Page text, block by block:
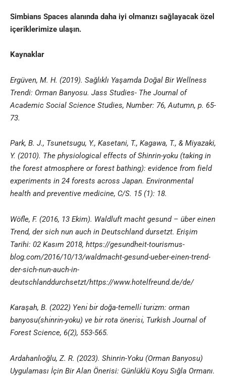
Simbians Spaces alanında daha iyi olmanızı sağlayacak özel
içeriklerimize ulaşın.
Kaynaklar
Ergüven, M. H. (2019). Sağlıklı Yaşamda Doğal Bir Wellness
Trendi: Orman Banyosu. Jass Studies- The Journal of
Academic Social Science Studies, Number: 76, Autumn, p. 65-
73.
Park, B. J., Tsunetsugu, Y., Kasetani, T., Kagawa, T., & Miyazaki,
Y. (2010). The physiological effects of Shinrin-yoku (taking in
the forest atmosphere or forest bathing): evidence from field
experiments in 24 forests across Japan. Environmental
health and preventive medicine, C/S. 15 (1): 18.
Wöfle, F. (2016, 13 Ekim). Waldluft macht gesund – über einen
Trend, der sich nun auch in Deutschland dursetzt. Erişim
Tarihi: 02 Kasım 2018, https://gesundheit-tourismus-
blog.com/2016/10/13/waldmacht-gesund-ueber-einen-trend-
der-sich-nun-auch-in-
deutschlanddurchsetzt/https://www.hotelfreund.de/de/
Karaşah, B. (2022) Yenı̇ bı̇r doğa-temellı̇ turı̇zm: orman
banyosu(shı̇nrı̇n-yoku) ve bı̇r rota önerı̇sı̇, Turkish Journal of
Forest Science, 6(2), 553-565.
Ardahanlıoğlu, Z. R. (2023). Shinrin-Yoku (Orman Banyosu)
Uygulaması İçin Bir Alan Önerisi: Günlüklü Koyu Sığla Ormanı.